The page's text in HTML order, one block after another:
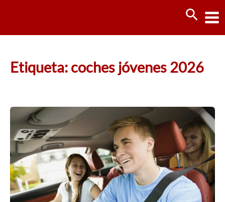
Etiqueta: coches jóvenes 2026